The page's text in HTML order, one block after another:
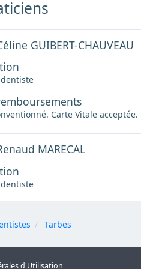
GUIBERT-CHAUVEAU
Carte Vitale acceptée.
MARECAL
Tarbes
d'Utilisation